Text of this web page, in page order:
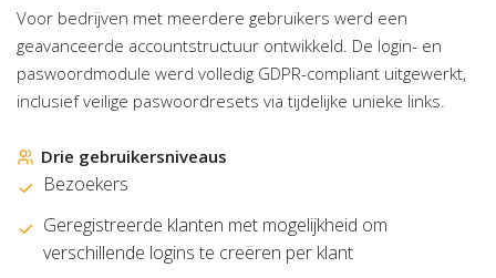
Voor bedrijven met meerdere gebruikers werd een
geavanceerde accountstructuur ontwikkeld. De login- en
paswoordmodule werd volledig GDPR-compliant uitgewerkt,
inclusief veilige paswoordresets via tijdelijke unieke links.
Drie gebruikersniveaus
Bezoekers
Geregistreerde klanten met mogelijkheid om
verschillende logins te creëren per klant